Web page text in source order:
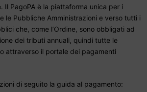
Il PagoPA è la piattaforma unica per i
le Pubbliche Amministrazioni e verso tutti i
che, come l’Ordine, sono obbligati ad
dei tributi annuali, quindi tutte le
attraverso il portale dei pagamenti
di seguito la guida al pagamento: